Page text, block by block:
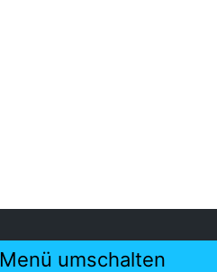
Menü umschalten